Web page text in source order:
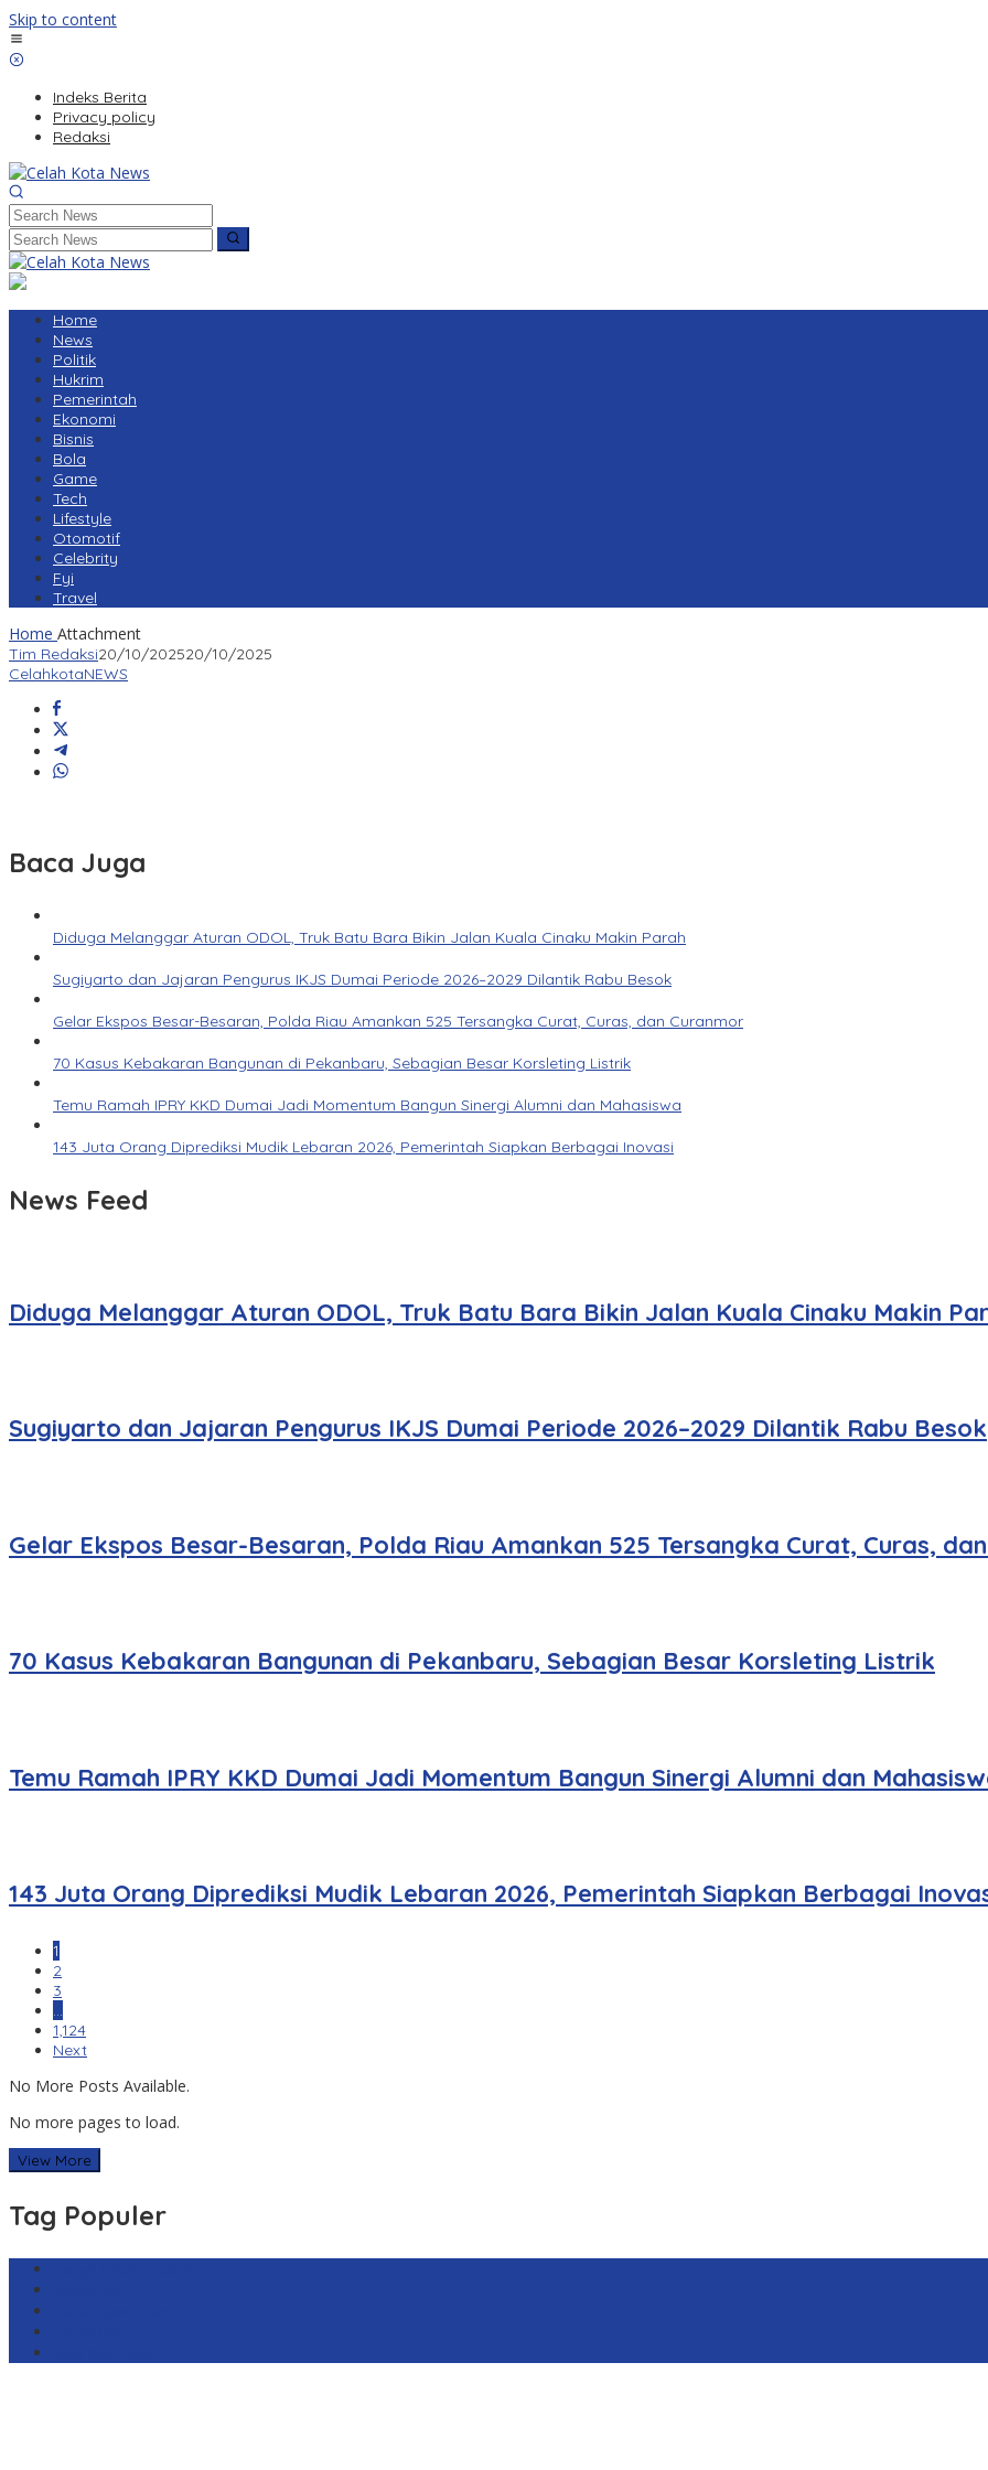
Skip to content
Indeks Berita
Privacy policy
Redaksi
Home
News
Politik
Hukrim
Pemerintah
Ekonomi
Bisnis
Bola
Game
Tech
Lifestyle
Otomotif
Celebrity
Fyi
Travel
Home Attachment
Tim Redaksi20/10/202520/10/2025
CelahkotaNEWS
Baca Juga
Diduga Melanggar Aturan ODOL, Truk Batu Bara Bikin Jalan Kuala Cinaku Makin Parah
Sugiyarto dan Jajaran Pengurus IKJS Dumai Periode 2026–2029 Dilantik Rabu Besok
Gelar Ekspos Besar-Besaran, Polda Riau Amankan 525 Tersangka Curat, Curas, dan Curanmor
70 Kasus Kebakaran Bangunan di Pekanbaru, Sebagian Besar Korsleting Listrik
Temu Ramah IPRY KKD Dumai Jadi Momentum Bangun Sinergi Alumni dan Mahasiswa
143 Juta Orang Diprediksi Mudik Lebaran 2026, Pemerintah Siapkan Berbagai Inovasi
News Feed
Diduga Melanggar Aturan ODOL, Truk Batu Bara Bikin Jalan Kuala Cinaku Makin
Sugiyarto dan Jajaran Pengurus IKJS Dumai Periode 2026–2029 Dilantik Rabu Besok
Gelar Ekspos Besar-Besaran, Polda Riau Amankan 525 Tersangka Curat, Curas,
70 Kasus Kebakaran Bangunan di Pekanbaru, Sebagian Besar Korsleting Listrik
Temu Ramah IPRY KKD Dumai Jadi Momentum Bangun Sinergi Alumni dan
143 Juta Orang Diprediksi Mudik Lebaran 2026, Pemerintah Siapkan Berbagai
1
2
3
…
1,124
Next
No More Posts Available.
No more pages to load.
View More
Tag Populer